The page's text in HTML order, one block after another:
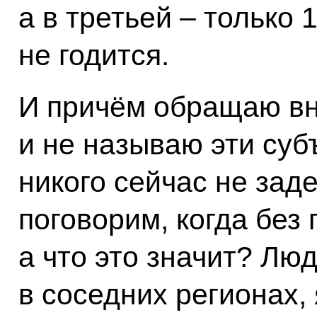
а в третьей – только
не годится.
И причём обращаю
и не называю эти
никого сейчас не
поговорим, когда
а что это значит?
в соседних